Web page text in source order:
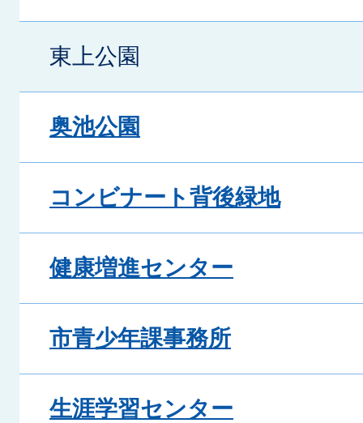
東上公園
奥池公園
コンビナート背後緑地
健康増進センター
市青少年課事務所
生涯学習センター